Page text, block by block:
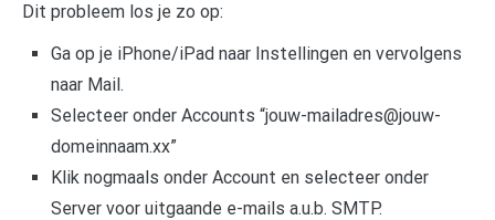
Dit probleem los je zo op:
Ga op je iPhone/iPad naar Instellingen en vervolgens
naar Mail.
Selecteer onder Accounts “jouw-mailadres@jouw-
domeinnaam.xx”
Klik nogmaals onder Account en selecteer onder
Server voor uitgaande e-mails a.u.b. SMTP.